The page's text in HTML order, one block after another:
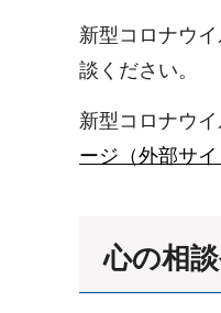
新型コロナウ
談ください。
新型コロナウ
ージ（外部サイ
心の相